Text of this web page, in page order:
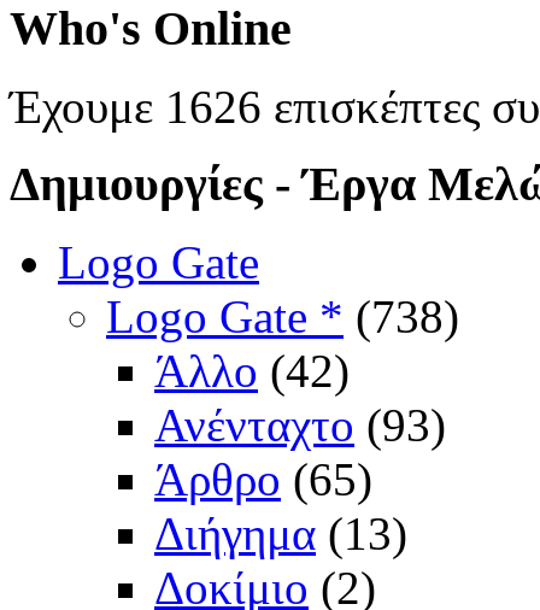
Who's Online
Έχουμε 1626 επισκέπτες
Δημιουργίες - Έργα
Logo Gate
Logo Gate * (738)
Άλλο (42)
Ανένταχτο (93)
Άρθρο (65)
Διήγημα (13)
Δοκίμιο (2)